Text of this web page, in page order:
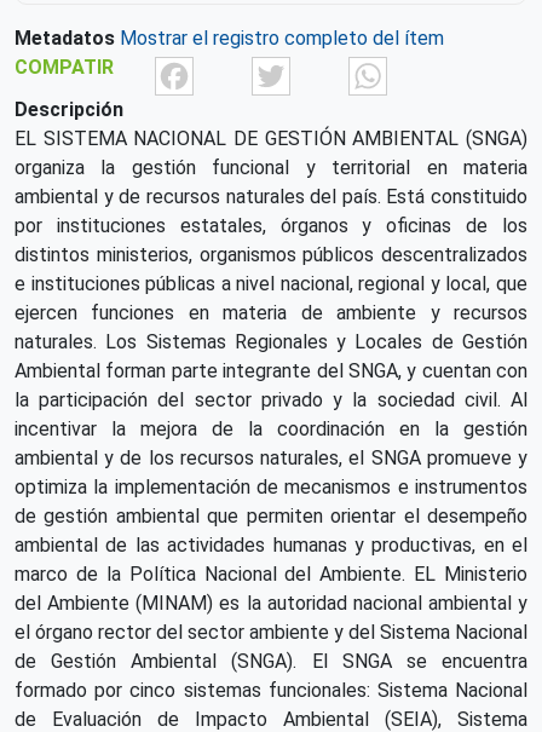
Metadatos Mostrar el registro completo del ítem
COMPATIR
FacebookTwitter
Descripción
EL SISTEMA NACIONAL DE GESTIÓN AMBIENTAL (SNGA)
organiza la gestión funcional y territorial en materia
ambiental y de recursos naturales del país. Está constituido
por instituciones estatales, órganos y oficinas de los
distintos ministerios, organismos públicos descentralizados
e instituciones públicas a nivel nacional, regional y local, que
ejercen funciones en materia de ambiente y recursos
naturales. Los Sistemas Regionales y Locales de Gestión
Ambiental forman parte integrante del SNGA, y cuentan con
la participación del sector privado y la sociedad civil. Al
incentivar la mejora de la coordinación en la gestión
ambiental y de los recursos naturales, el SNGA promueve y
optimiza la implementación de mecanismos e instrumentos
de gestión ambiental que permiten orientar el desempeño
ambiental de las actividades humanas y productivas, en el
marco de la Política Nacional del Ambiente. EL Ministerio
del Ambiente (MINAM) es la autoridad nacional ambiental y
el órgano rector del sector ambiente y del Sistema Nacional
de Gestión Ambiental (SNGA). El SNGA se encuentra
formado por cinco sistemas funcionales: Sistema Nacional
de Evaluación de Impacto Ambiental (SEIA), Sistema